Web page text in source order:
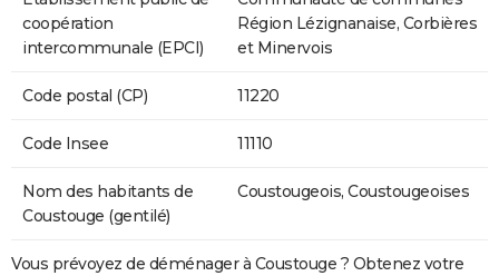
coopération
intercommunale (EPCI)
Région Lézignanaise, Corbières
et Minervois
Code postal (CP) 11220
Code Insee 11110
Nom des habitants de
Coustouge (gentilé)
Coustougeois, Coustougeoises
Vous prévoyez de déménager à Coustouge ? Obtenez votre